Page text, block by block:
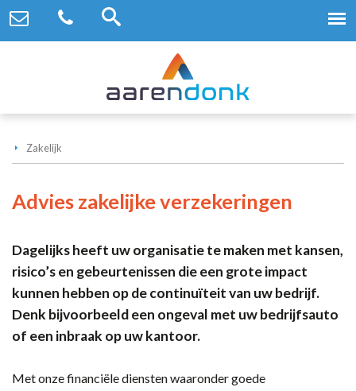
Zakelijk
Advies zakelijke verzekeringen
Dagelijks heeft uw organisatie te maken met kansen,
risico’s en gebeurtenissen die een grote impact
kunnen hebben op de continuïteit van uw bedrijf.
Denk bijvoorbeeld een ongeval met uw bedrijfsauto
of een inbraak op uw kantoor.
Met onze financiële diensten waaronder goede